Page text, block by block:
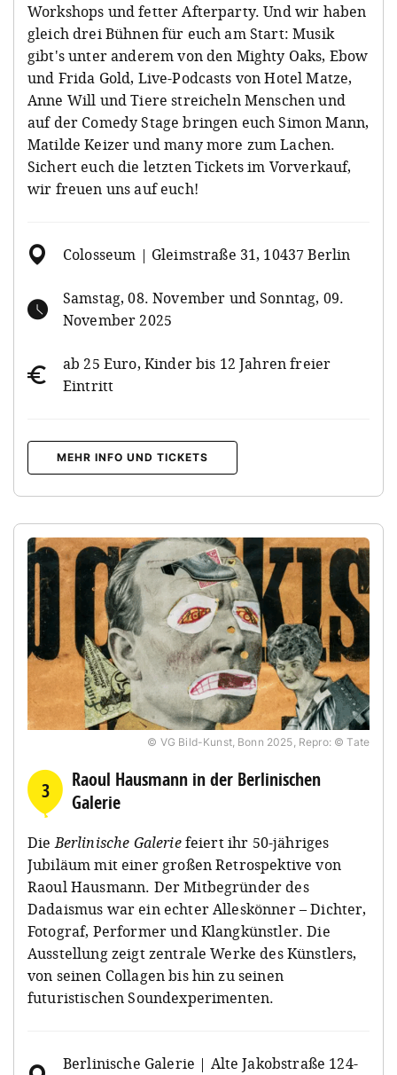
Workshops und fetter Afterparty. Und wir haben
gleich drei Bühnen für euch am Start: Musik
gibt's unter anderem von den Mighty Oaks, Ebow
und Frida Gold, Live-Podcasts von Hotel Matze,
Anne Will und Tiere streicheln Menschen und
auf der Comedy Stage bringen euch Simon Mann,
Matilde Keizer und many more zum Lachen.
Sichert euch die letzten Tickets im Vorverkauf,
wir freuen uns auf euch!
Colosseum | Gleimstraße 31, 10437 Berlin
Samstag, 08. November und Sonntag, 09.
November 2025
ab 25 Euro, Kinder bis 12 Jahren freier
Eintritt
MEHR INFO UND TICKETS
© VG Bild-Kunst, Bonn 2025, Repro: © Tate
3
Raoul Hausmann in der Berlinischen
Galerie
DieBerlinische Galeriefeiert ihr 50-jähriges
Jubiläum mit einer großen Retrospektive von
Raoul Hausmann. Der Mitbegründer des
Dadaismus war ein echter Alleskönner – Dichter,
Fotograf, Performer und Klangkünstler. Die
Ausstellung zeigt zentrale Werke des Künstlers,
von seinen Collagen bis hin zu seinen
futuristischen Soundexperimenten.
Berlinische Galerie | Alte Jakobstraße 124-